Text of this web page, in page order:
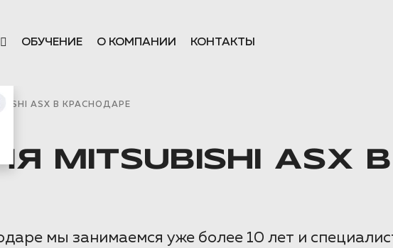
ОБУЧЕНИЕ О КОМПАНИИ КОНТАКТЫ
ASX В КРАСНОДАРЕ
ASX В
мы занимаемся уже более 10 лет и